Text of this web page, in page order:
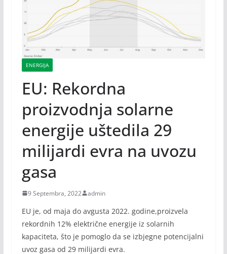
ENERGIJA
EU: Rekordna
proizvodnja solarne
energije uštedila 29
milijardi evra na uvozu
gasa
9 Septembra, 2022 admin
EU je, od maja do avgusta 2022. godine,proizvela
rekordnih 12% električne energije iz solarnih
kapaciteta, što je pomoglo da se izbjegne potencijalni
uvoz gasa od 29 milijardi evra.